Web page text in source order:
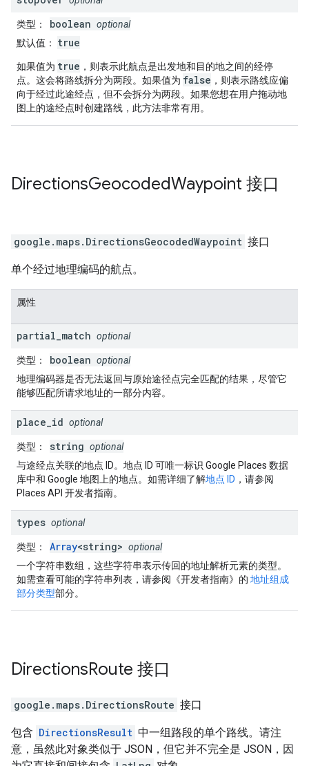
类型 ： boolean optional
默认值 ： true
如果值为 true ，则表示此航点是出发地和目的地之间的经停
点。这会将路线拆分为两段。如果值为 false ，则表示路线应偏
向于经过此途经点，但不会拆分为两段。如果您想在用户拖动地
图上的途经点时创建路线，此方法非常有用。
DirectionsGeocodedWaypoint 接口
google.maps. DirectionsGeocodedWaypoint 接口
单个经过地理编码的航点。
属性
partial match optional
类型 ： boolean optional
地理编码器是否无法返回与原始途径点完全匹配的结果，尽管它
能够匹配所请求地址的一部分内容。
place id optional
类型 ： string optional
与途经点关联的地点 ID。地点 ID 可唯一标识 Google Places 数据
库中和 Google 地图上的地点。如需详细了解地点 ID ，请参阅
Places API 开发者指南。
types optional
类型 ： Array<string> optional
一个字符串数组，这些字符串表示传回的地址解析元素的类型。
如需查看可能的字符串列表，请参阅《开发者指南》的 地址组成
部分类型部分。
DirectionsRoute 接口
google.maps. DirectionsRoute 接口
包含 DirectionsResult 中一组路段的单个路线。请注
意，虽然此对象类似于 JSON，但它并不完全是 JSON，因